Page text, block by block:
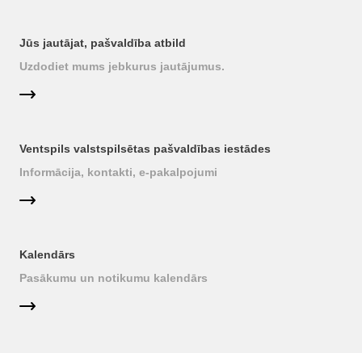
Jūs jautājat, pašvaldība atbild
Uzdodiet mums jebkurus jautājumus.
Ventspils valstspilsētas pašvaldības iestādes
Informācija, kontakti, e-pakalpojumi
Kalendārs
Pasākumu un notikumu kalendārs